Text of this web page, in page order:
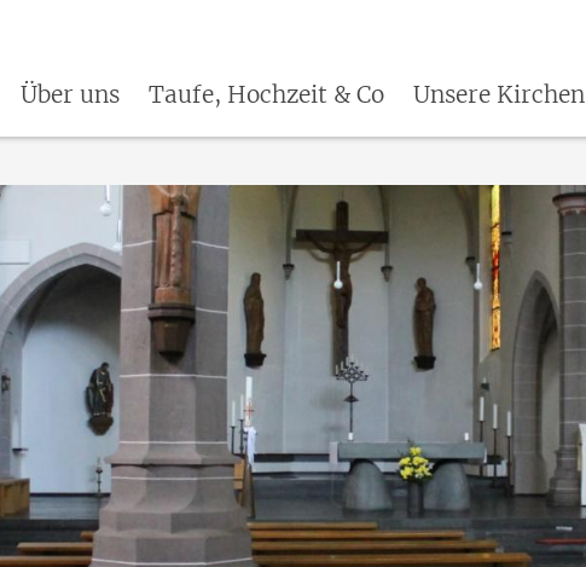
Über uns Taufe, Hochzeit & Co Unsere Kirchen